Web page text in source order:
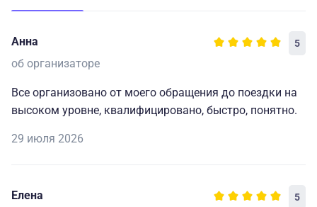
Анна 5
об организаторе
Все организовано от моего обращения до поездки на
высоком уровне, квалифицировано, быстро, понятно.
29 июля 2026
Елена 5